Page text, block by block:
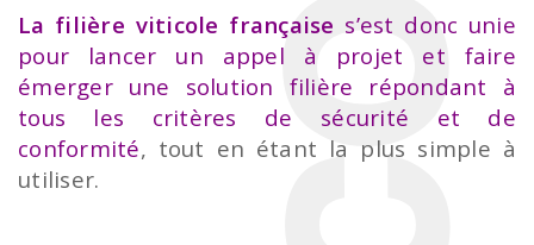
La filière viticole française s’est donc unie
pour lancer un appel à projet et faire
émerger une solution filière répondant à
tous les critères de sécurité et de
conformité, tout en étant la plus simple à
utiliser.